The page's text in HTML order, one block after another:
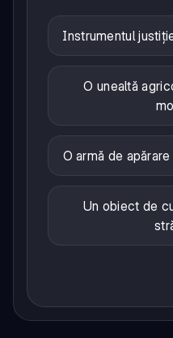
Instrumentul
O unealtă
O armă de
Un obiect de